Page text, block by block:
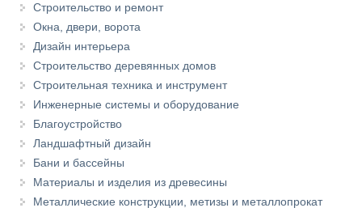
Строительство и ремонт
Окна, двери, ворота
Дизайн интерьера
Строительство деревянных домов
Строительная техника и инструмент
Инженерные системы и оборудование
Благоустройство
Ландшафтный дизайн
Бани и бассейны
Материалы и изделия из древесины
Металлические конструкции, метизы и металлопрокат